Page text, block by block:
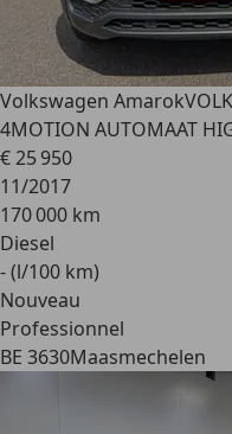
Volkswagen Amarok
4MOTION AUTOMAAT
€ 25 950
11/2017
170 000 km
Diesel
- (l/100 km)
Nouveau
Professionnel
BE 3630Maasmechelen